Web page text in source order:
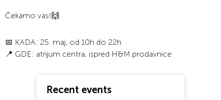
Čekamo vas!🙌
📅 KADA: 25. maj, od 10h do 22h
📍 GDE: atrijum centra, ispred H&M prodavnice
Recent events